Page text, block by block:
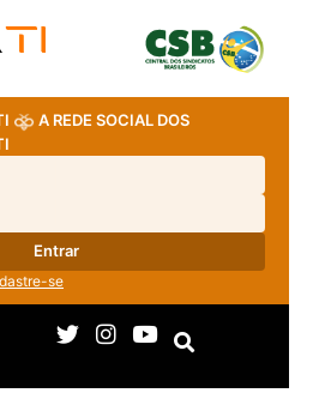
A REDE SOCIAL DOS
Entrar
se